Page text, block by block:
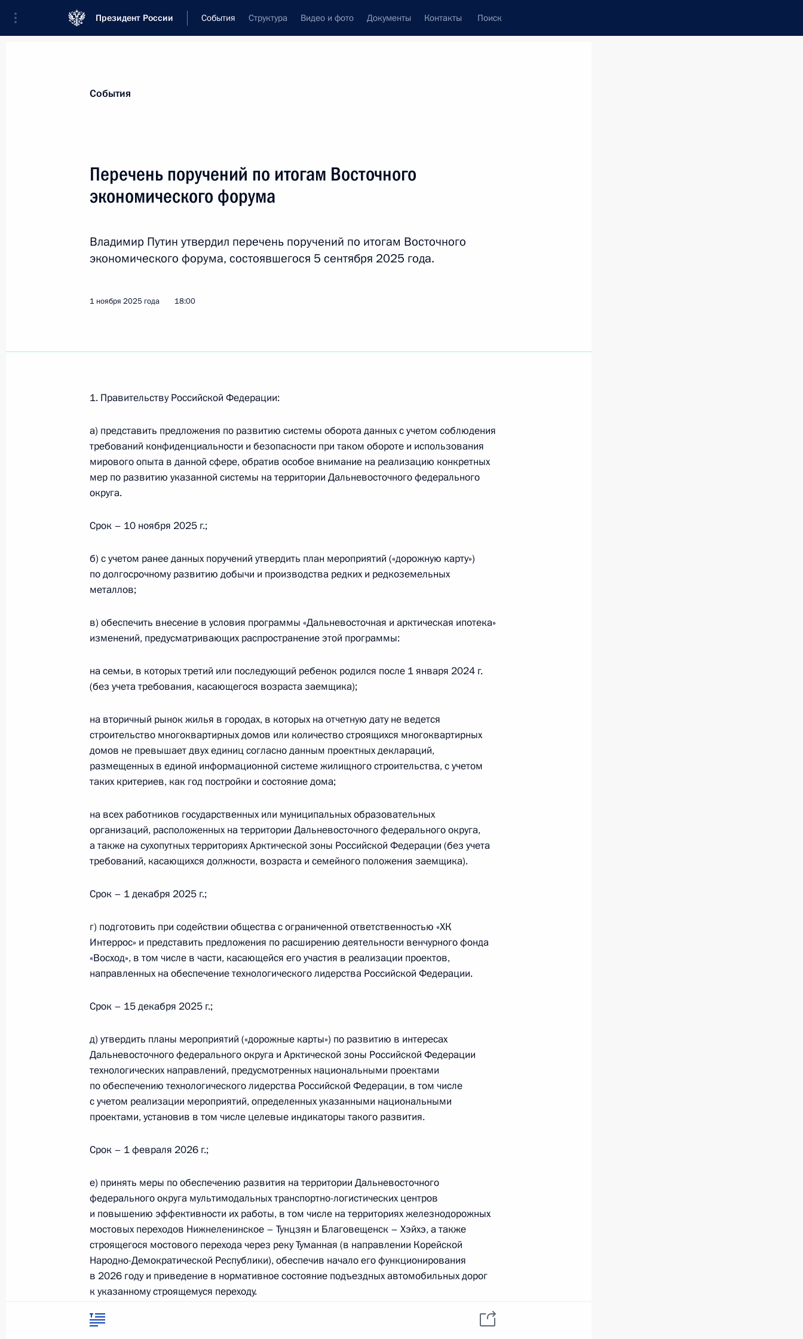
Президент России События Структура Видео и фото Документы Контакты Поиск
Разделы сайта
Структура
Видео и фото
Документы
Контакты
Поиск
Подписаться
Версия для людей
возможностями
English
Информационные
Текущий ресурс
Государственная
символика
Обратиться к Президенту
Президент России —
гражданам школьного
Кремлю
Дикая природа России
Официальные
ВКонтакте
Rutube
Telegram-канал
YouTube
Правовая и
Об использовании
информации сайта
данных пользователей
Написать в редакцию
Все материалы сайта
доступны по лицензии:
Президента России
События
Перечень поручений по итогам Восточного
экономического форума
Владимир Путин утвердил перечень поручений по итогам Восточного
экономического форума, состоявшегося 5 сентября 2025 года.
1 ноября 2025 года 18:00
1. Правительству Российской Федерации:
а) представить предложения по развитию системы оборота данных с учетом соблюдения
требований конфиденциальности и безопасности при таком обороте и использования
мирового опыта в данной сфере, обратив особое внимание на реализацию конкретных
мер по развитию указанной системы на территории Дальневосточного федерального
округа.
Срок – 10 ноября 2025 г.;
б) с учетом ранее данных поручений утвердить план мероприятий («дорожную карту»)
по долгосрочному развитию добычи и производства редких и редкоземельных
металлов;
в) обеспечить внесение в условия программы «Дальневосточная и арктическая ипотека»
изменений, предусматривающих распространение этой программы:
на семьи, в которых третий или последующий ребенок родился после 1 января 2024 г.
(без учета требования, касающегося возраста заемщика);
на вторичный рынок жилья в городах, в которых на отчетную дату не ведется
строительство многоквартирных домов или количество строящихся многоквартирных
домов не превышает двух единиц согласно данным проектных деклараций,
размещенных в единой информационной системе жилищного строительства, с учетом
таких критериев, как год постройки и состояние дома;
на всех работников государственных или муниципальных образовательных
организаций, расположенных на территории Дальневосточного федерального округа,
а также на сухопутных территориях Арктической зоны Российской Федерации (без учета
требований, касающихся должности, возраста и семейного положения заемщика).
Срок – 1 декабря 2025 г.;
г) подготовить при содействии общества с ограниченной ответственностью «ХК
Интеррос» и представить предложения по расширению деятельности венчурного фонда
«Восход», в том числе в части, касающейся его участия в реализации проектов,
направленных на обеспечение технологического лидерства Российской Федерации.
Срок – 15 декабря 2025 г.;
д) утвердить планы мероприятий («дорожные карты») по развитию в интересах
Дальневосточного федерального округа и Арктической зоны Российской Федерации
технологических направлений, предусмотренных национальными проектами
по обеспечению технологического лидерства Российской Федерации, в том числе
с учетом реализации мероприятий, определенных указанными национальными
проектами, установив в том числе целевые индикаторы такого развития.
Срок – 1 февраля 2026 г.;
е) принять меры по обеспечению развития на территории Дальневосточного
федерального округа мультимодальных транспортно-логистических центров
и повышению эффективности их работы, в том числе на территориях железнодорожных
мостовых переходов Нижнеленинское – Тунцзян и Благовещенск – Хэйхэ, а также
строящегося мостового перехода через реку Туманная (в направлении Корейской
Народно-Демократической Республики), обеспечив начало его функционирования
в 2026 году и приведение в нормативное состояние подъездных автомобильных дорог
к указанному строящемуся переходу.
Доклад – до 1 февраля 2026 г. и до 1 февраля 2027 г.;